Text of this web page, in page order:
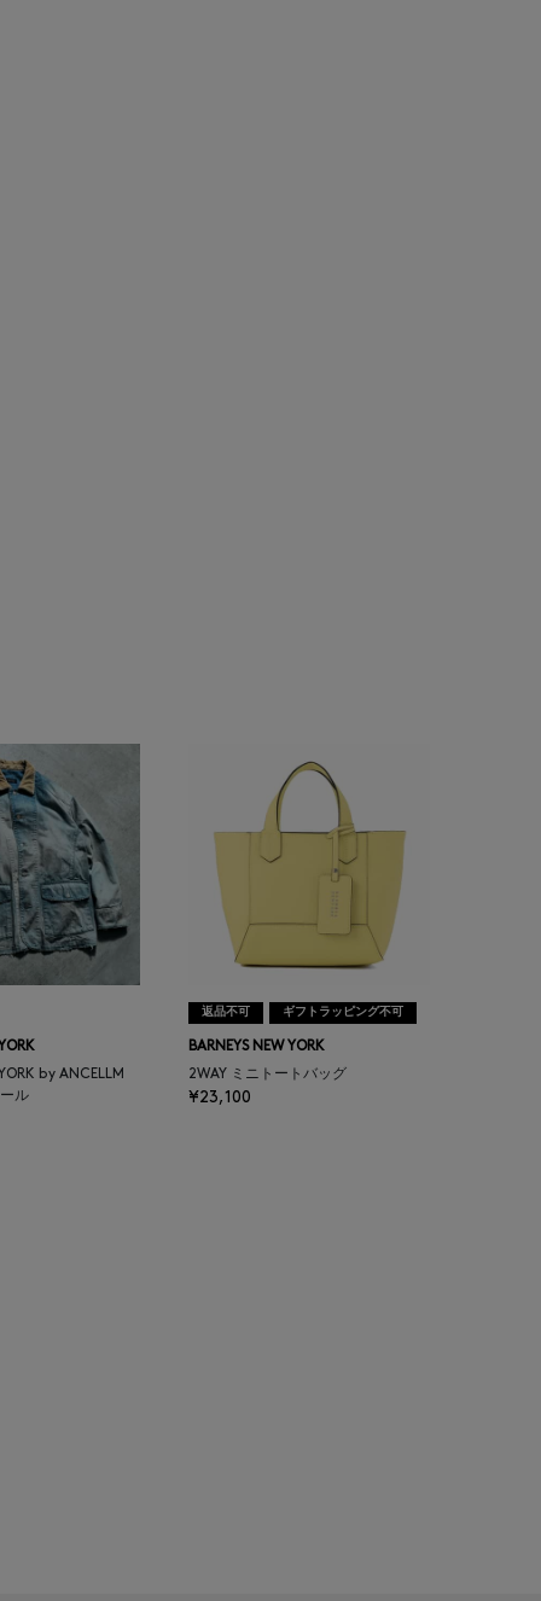
YORK by ANCELLM
ル
返品不可 ギフトラッピング不可
BARNEYS NEW YORK
2WAY ミニトートバッグ
¥23,100